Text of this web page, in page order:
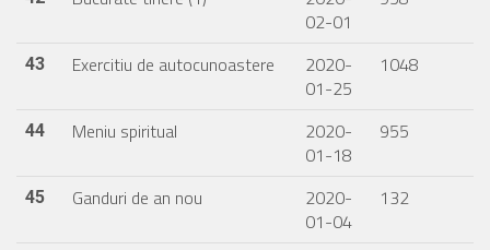
02-01
43 Exercitiu de autocunoastere
2020-
01-25
1048
44 Meniu spiritual
2020-
01-18
955
45 Ganduri de an nou
2020-
01-04
132